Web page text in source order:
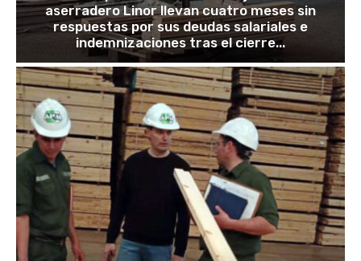
aserradero Linor llevan cuatro meses sin
respuestas por sus deudas salariales e
indemnizaciones tras el cierre...